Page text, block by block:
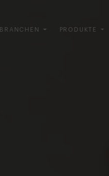
BRANCHEN PRODUKTE